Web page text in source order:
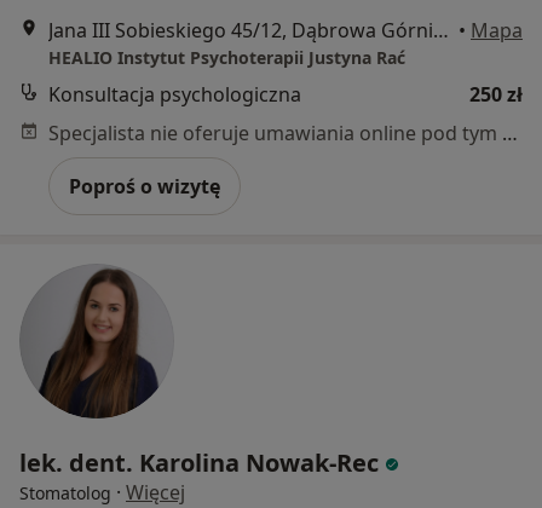
Jana III Sobieskiego 45/12, Dąbrowa Górnicza • Mapa
HEALIO Instytut Psychoterapii Justyna Rać
Konsultacja psychologiczna
250 zł
Specjalista nie oferuje umawiania online pod tym adresem.
Poproś o wizytę
lek. dent. Karolina Nowak-Rec
Stomatolog · Więcej